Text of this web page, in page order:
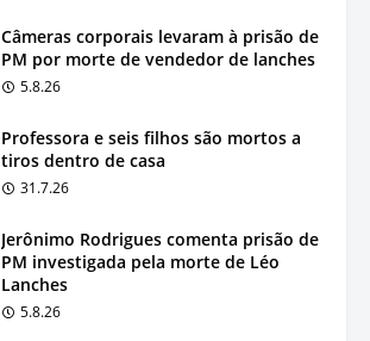
Câmeras corporais levaram à prisão de
PM por morte de vendedor de lanches
5.8.26
Professora e seis filhos são mortos a
tiros dentro de casa
31.7.26
Jerônimo Rodrigues comenta prisão de
PM investigada pela morte de Léo
Lanches
5.8.26